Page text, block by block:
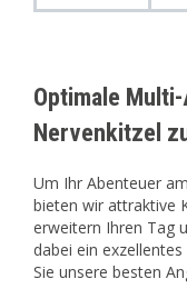
Optimale
Nervenkitzel
Um Ihr Abenteuer
bieten wir attraktive
erweitern Ihren Tag
dabei ein
Sie unsere besten